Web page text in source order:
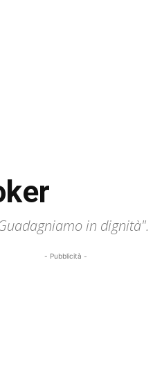
in dignità".
- Pubblicità -